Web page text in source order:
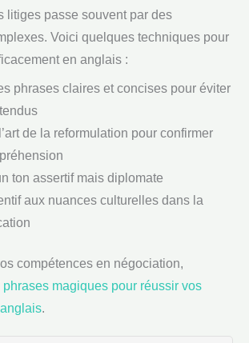
litiges passe souvent par des
Voici quelques techniques pour
en anglais :
phrases claires et concises pour éviter
de la reformulation pour confirmer
ton assertif mais diplomate
aux nuances culturelles dans la
compétences en négociation,
phrases magiques pour réussir vos
.